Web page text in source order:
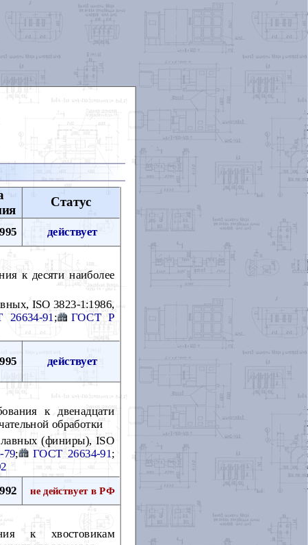
Статус
действует
к десяти наиболее
ISO 3823-1:1986,
26634-91 ;
ГОСТ Р
действует
к двенадцати
обработки
(финиры), ISO
; ГОСТ 26634-91;
не действует в РФ
к хвостовикам